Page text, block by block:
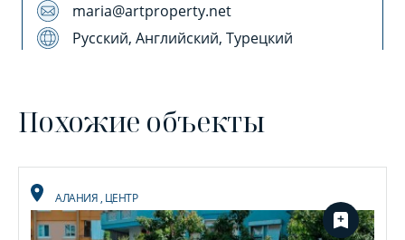
maria@artproperty.net
Русский, Английский, Турецкий
Похожие объекты
АЛАНИЯ, ЦЕНТР